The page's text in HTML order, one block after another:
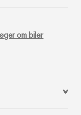
om biler